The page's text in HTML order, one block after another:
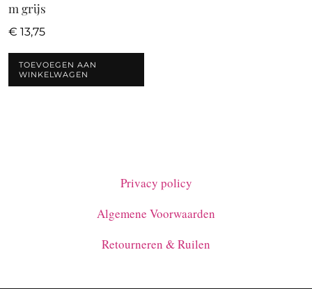
m grijs
€ 13,75
TOEVOEGEN AAN
WINKELWAGEN
Privacy policy
Algemene Voorwaarden
Retourneren & Ruilen